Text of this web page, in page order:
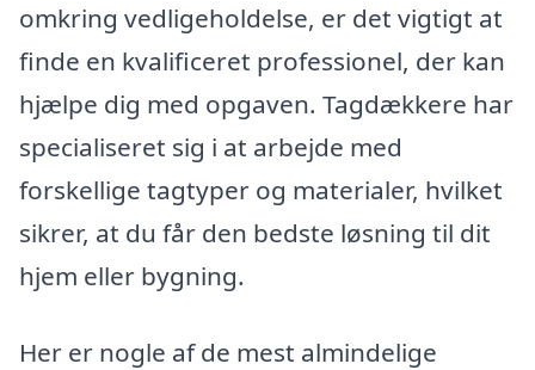
omkring vedligeholdelse, er det vigtigt at
finde en kvalificeret professionel, der kan
hjælpe dig med opgaven. Tagdækkere har
specialiseret sig i at arbejde med
forskellige tagtyper og materialer, hvilket
sikrer, at du får den bedste løsning til dit
hjem eller bygning.
Her er nogle af de mest almindelige